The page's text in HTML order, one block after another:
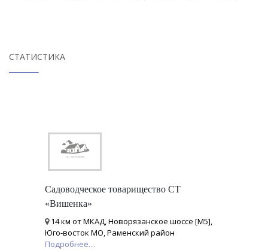
СТАТИСТИКА
Садоводческое товарищество СТ
«Вишенка»
14 км от МКАД, Новорязанское шоссе [М5],
Юго-восток МО, Раменский район
Подробнее…